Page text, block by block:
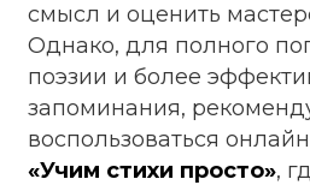
смысл и оценить
Однако, для полного
поэзии и более
запоминания,
воспользоваться
«Учим стихи просто»,